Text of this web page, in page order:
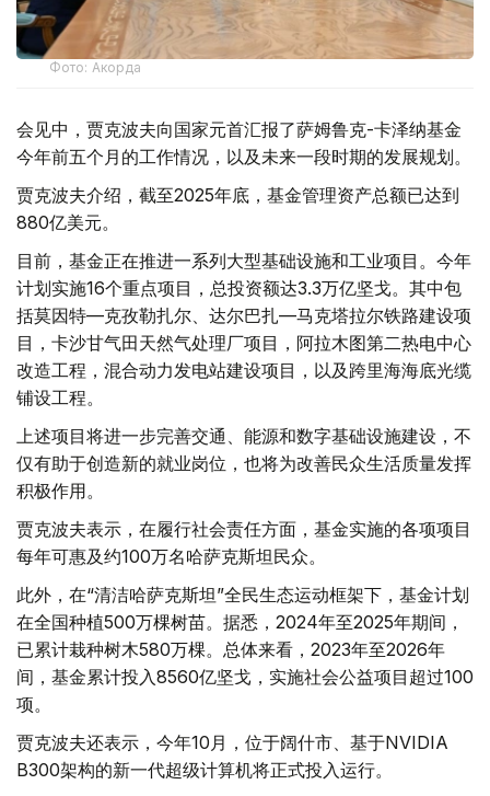
Фото: Акорда
会见中，贾克波夫向国家元首汇报了萨姆鲁克-卡泽纳基金
今年前五个月的工作情况，以及未来一段时期的发展规划。
贾克波夫介绍，截至2025年底，基金管理资产总额已达到
880亿美元。
目前，基金正在推进一系列大型基础设施和工业项目。今年
计划实施16个重点项目，总投资额达3.3万亿坚戈。其中包
括莫因特—克孜勒扎尔、达尔巴扎—马克塔拉尔铁路建设项
目，卡沙甘气田天然气处理厂项目，阿拉木图第二热电中心
改造工程，混合动力发电站建设项目，以及跨里海海底光缆
铺设工程。
上述项目将进一步完善交通、能源和数字基础设施建设，不
仅有助于创造新的就业岗位，也将为改善民众生活质量发挥
积极作用。
贾克波夫表示，在履行社会责任方面，基金实施的各项项目
每年可惠及约100万名哈萨克斯坦民众。
此外，在“清洁哈萨克斯坦”全民生态运动框架下，基金计划
在全国种植500万棵树苗。据悉，2024年至2025年期间，
已累计栽种树木580万棵。总体来看，2023年至2026年
间，基金累计投入8560亿坚戈，实施社会公益项目超过100
项。
贾克波夫还表示，今年10月，位于阔什市、基于NVIDIA
B300架构的新一代超级计算机将正式投入运行。